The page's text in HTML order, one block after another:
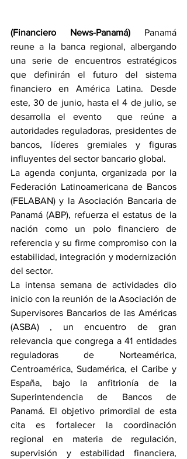
(Financiero News-Panamá) Panamá
reune a la banca regional, albergando
una serie de encuentros estratégicos
que definirán el futuro del sistema
financiero en América Latina. Desde
este, 30 de junio, hasta el 4 de julio, se
desarrolla el evento  que reúne a
autoridades reguladoras, presidentes de
bancos, líderes gremiales y figuras
influyentes del sector bancario global.
La agenda conjunta, organizada por la
Federación Latinoamericana de Bancos
(FELABAN) y la Asociación Bancaria de
Panamá (ABP), refuerza el estatus de la
nación como un polo financiero de
referencia y su firme compromiso con la
estabilidad, integración y modernización
del sector.
La intensa semana de actividades dio
inicio con la reunión de la Asociación de
Supervisores Bancarios de las Américas
(ASBA) , un encuentro de gran
relevancia que congrega a 41 entidades
reguladoras de Norteamérica,
Centroamérica, Sudamérica, el Caribe y
España, bajo la anfitrionía de la
Superintendencia de Bancos de
Panamá. El objetivo primordial de esta
cita es fortalecer la coordinación
regional en materia de regulación,
supervisión y estabilidad financiera,